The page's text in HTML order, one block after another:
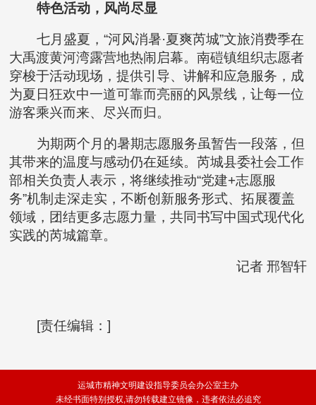
特色活动，风尚尽显
七月盛夏，“河风消暑·夏爽芮城”文旅消费季在
大禹渡黄河湾露营地热闹启幕。南磑镇组织志愿者
穿梭于活动现场，提供引导、讲解和应急服务，成
为夏日狂欢中一道可靠而亮丽的风景线，让每一位
游客乘兴而来、尽兴而归。
为期两个月的暑期志愿服务虽暂告一段落，但
其带来的温度与感动仍在延续。芮城县委社会工作
部相关负责人表示，将继续推动“党建+志愿服
务”机制走深走实，不断创新服务形式、拓展覆盖
领域，团结更多志愿力量，共同书写中国式现代化
实践的芮城篇章。
记者 邢智轩
[责任编辑：]
运城市精神文明建设指导委员会办公室主办
未经书面特别授权,请勿转载建立镜像，违者依法必追究